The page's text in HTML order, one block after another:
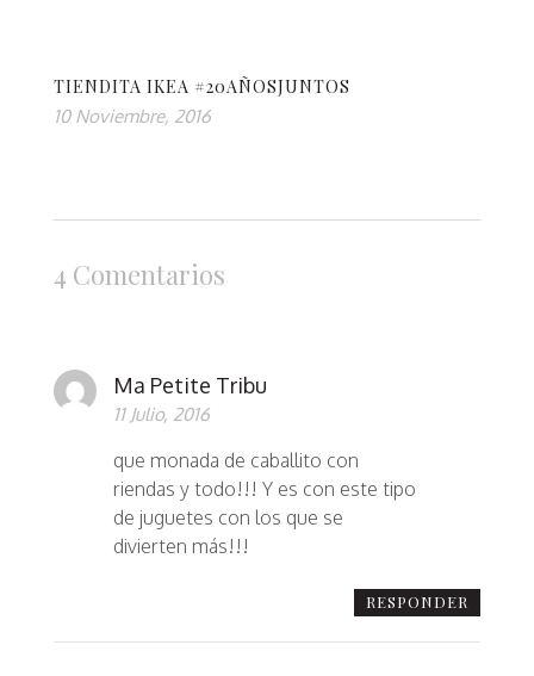
TIENDITA IKEA #20AÑOSJUNTOS
10 Noviembre, 2016
4 Comentarios
Ma Petite Tribu
11 Julio, 2016
que monada de caballito con
riendas y todo!!! Y es con este tipo
de juguetes con los que se
divierten más!!!
RESPONDER